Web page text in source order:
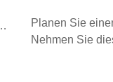
Planen Sie
Nehmen Sie